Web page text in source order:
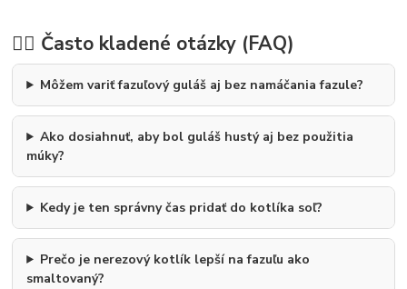
🙋‍♂️ Často kladené otázky (FAQ)
Môžem variť fazuľový guláš aj bez namáčania fazule?
Ako dosiahnuť, aby bol guláš hustý aj bez použitia
múky?
Kedy je ten správny čas pridať do kotlíka soľ?
Prečo je nerezový kotlík lepší na fazuľu ako
smaltovaný?